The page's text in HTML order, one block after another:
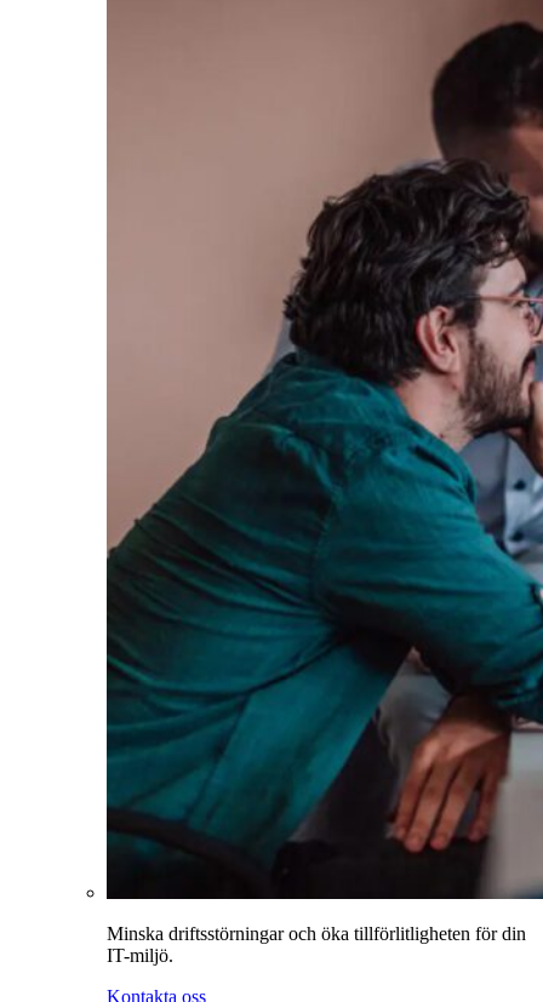
Minska driftsstörningar och öka tillförlitligheten för din
IT-miljö.
Kontakta oss